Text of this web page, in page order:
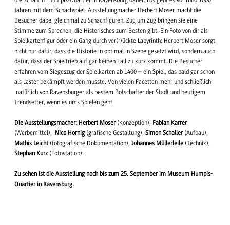
Jahren mit dem Schachspiel. Ausstellungmacher Herbert Moser macht die
Besucher dabei gleichmal zu Schachfiguren. Zug um Zug bringen sie eine
Stimme zum Sprechen, die Historisches zum Besten gibt. Ein Foto von dir als
Spielkartenfigur oder ein Gang durch ver(r)ückte Labyrinth: Herbert Moser sorgt
nicht nur dafür, dass die Historie in optimal in Szene gesetzt wird, sondern auch
dafür, dass der Spieltrieb auf gar keinen Fall zu kurz kommt. Die Besucher
erfahren vom Siegeszug der Spielkarten ab 1400 – ein Spiel, das bald gar schon
als Laster bekämpft werden musste. Von vielen Facetten mehr und schließlich
natürlich von Ravensburger als bestem Botschafter der Stadt und heutigem
Trendsetter, wenn es ums Spielen geht.
Die Ausstellungsmacher: Herbert Moser(Konzeption), Fabian Karrer
(Werbemittel),
Nico Hornig(grafische Gestaltung), Simon Schaller(Aufbau),
Mathis Leicht(fotografische Dokumentation), Johannes Müllerleile (Technik),
Stephan Kurz(Fotostation).
Zu sehen ist die Ausstellung noch bis zum 25. September im Museum Humpis-
Quartier in Ravensburg.